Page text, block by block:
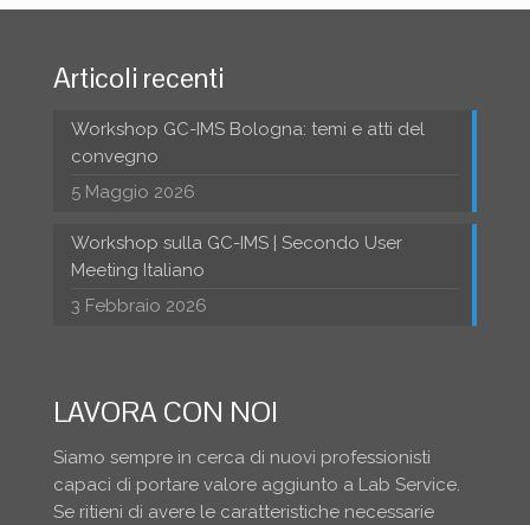
Articoli recenti
Workshop GC-IMS Bologna: temi e atti del
convegno
5 Maggio 2026
Workshop sulla GC-IMS | Secondo User
Meeting Italiano
3 Febbraio 2026
LAVORA CON NOI
Siamo sempre in cerca di nuovi professionisti
capaci di portare valore aggiunto a Lab Service.
Se ritieni di avere le caratteristiche necessarie